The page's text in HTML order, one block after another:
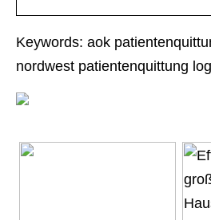
Keywords: aok
nordwest patientenquittung